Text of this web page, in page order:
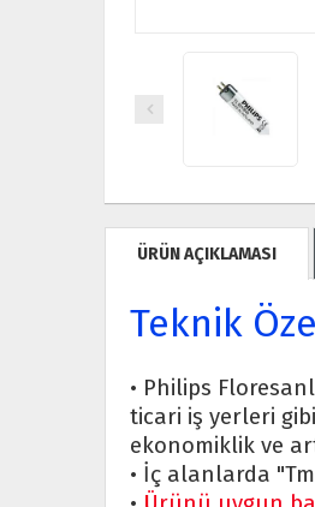
ÜRÜN AÇIKLAMASI
Teknik
• Philips
ticari iş yerleri
ekonomiklik ve
• İç alanlarda